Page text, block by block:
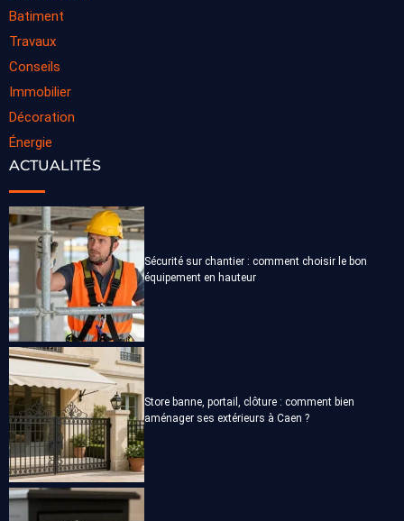
Batiment
Travaux
Conseils
Immobilier
Décoration
Énergie
ACTUALITÉS
Sécurité sur chantier : comment choisir le bon
équipement en hauteur
Store banne, portail, clôture : comment bien
aménager ses extérieurs à Caen ?